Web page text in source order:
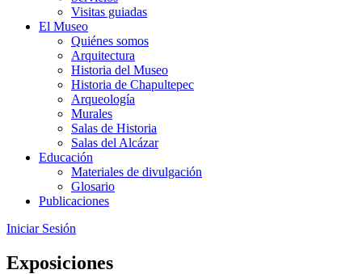
Visitas guiadas
El Museo
Quiénes somos
Arquitectura
Historia del Museo
Historia de Chapultepec
Arqueología
Murales
Salas de Historia
Salas del Alcázar
Educación
Materiales de divulgación
Glosario
Publicaciones
Iniciar Sesión
Exposiciones